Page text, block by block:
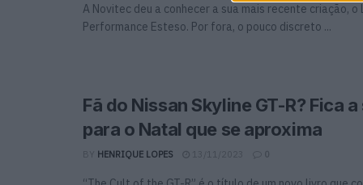
A Novitec deu a conhecer a sua mais recente criação, o
Performance Esteso. Por fora, o pouco discreto ...
Fã do Nissan Skyline GT-R? Fica
para o Natal que se aproxima
BY HENRIQUE LOPES 13/11/2023 0